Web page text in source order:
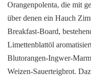
Orangenpolenta, die mit
über denen ein Hauch
Breakfast-Board,
Limettenblattöl
Blutorangen-Ingwer-
Weizen-Sauerteigbrot.